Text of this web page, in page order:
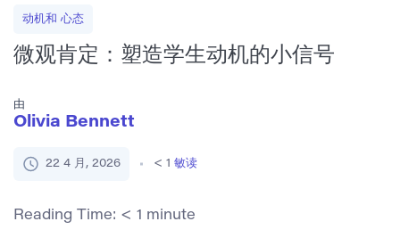
动机和 心态
微观肯定：塑造学生动机的小信号
由
Olivia Bennett
22 4 月, 2026 < 1 敏读
Reading Time: < 1 minute